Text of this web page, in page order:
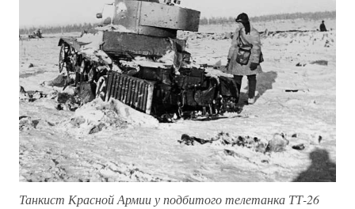
Танкист Красной Армии у подбитого телетанка ТТ-26